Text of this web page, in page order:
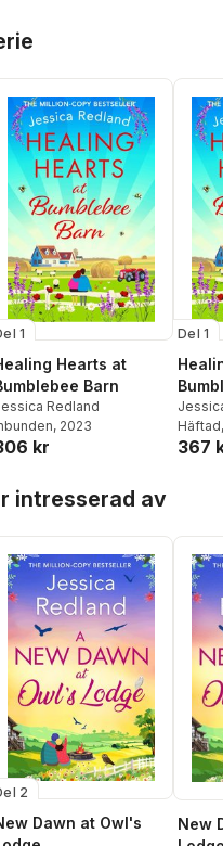
1
Hearts at
Barn
Redland
, 2023
kr
Del 1
Häftad
367
intresserad av
2
Dawn at Owl's
New